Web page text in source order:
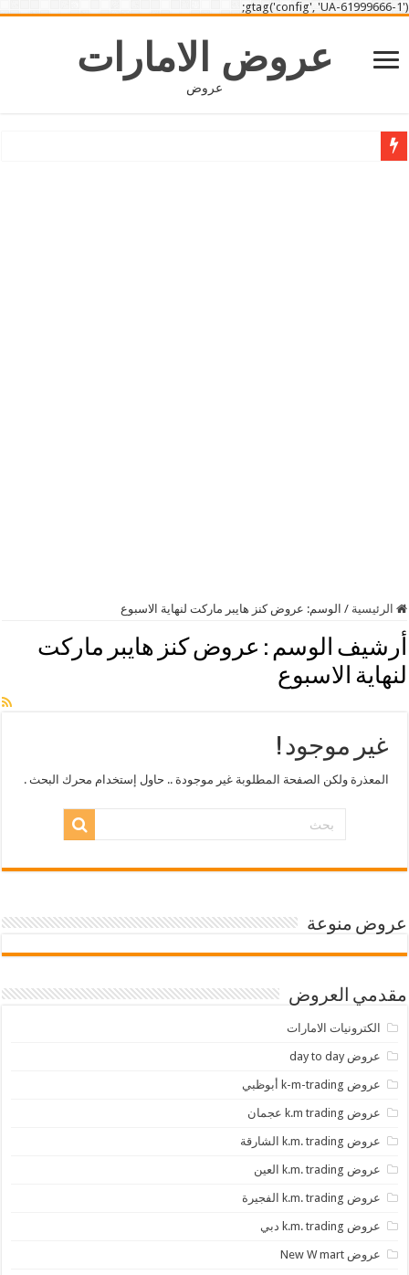
gtag('config', 'UA-61999666-1');
عروض الامارات
عروض
الرئيسية / الوسم: عروض كنز هايبر ماركت لنهاية الاسبوع
أرشيف الوسم : عروض كنز هايبر ماركت
لنهاية الاسبوع
غير موجود !
المعذرة ولكن الصفحة المطلوبة غير موجودة .. حاول إستخدام محرك البحث .
عروض منوعة
مقدمي العروض
الكترونيات الامارات
عروض day to day
عروض k-m-trading أبوظبي
عروض k.m trading عجمان
عروض k.m. trading الشارقة
عروض k.m. trading العين
عروض k.m. trading الفجيرة
عروض k.m. trading دبي
عروض New W mart